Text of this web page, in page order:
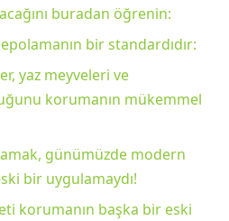
buradan öğrenin:
bir standardıdır:
yaz meyveleri ve
korumanın mükemmel
günümüzde modern
bir uygulamaydı!
korumanın başka bir eski